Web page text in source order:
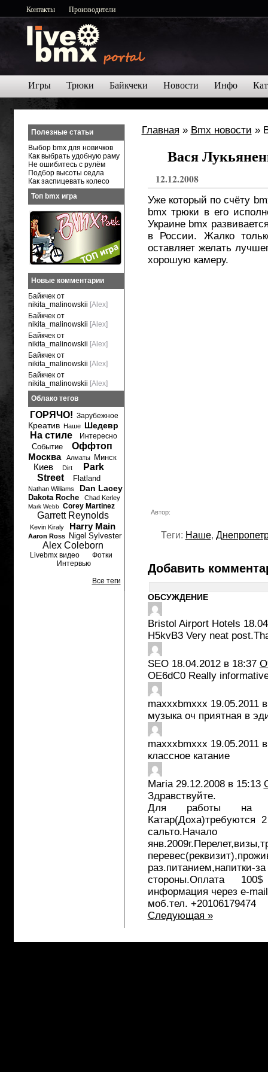
Контакты Производители
Игры Трюки Байкчеки Новости Инфо
Главная » Bmx новости »
Вася
12.12.2008
Уже который по счёту
bmx трюки в его
Украине bmx
в России. Жалко
оставляет желать
хорошую камеру.
Автор:
Теги: Наше,
Добавить
ОБСУЖДЕНИЕ
Bristol Airport Hotels
H5kvB3 Very neat
SEO 18.04.2012 в 18:37
OE6dC0 Really
maxxxbmxxx 19.05.2011
музыка оч приятная в
maxxxbmxxx 19.05.2011
классное катание
Maria 29.12.2008 в 15:13
Здравствуйте.
Для работы на
Катар(Доха)требуются
стороны.Оплата
информация через e-
моб.тел. +20106179474
Следующая »
Полезные статьи
Выбор bmx для новичков
Как выбрать удобную раму
Не ошибитесь с рулём
Подбор высоты седла
Как заспицевать колесо
Топ bmx игра
Новые комментарии
Байкчек от
nikita_malinowskii [Alex]
Байкчек от
nikita_malinowskii [Alex]
Байкчек от
nikita_malinowskii [Alex]
Байкчек от
nikita_malinowskii [Alex]
Байкчек от
nikita_malinowskii [Alex]
Облако тегов
ГОРЯЧО! Зарубежное
Креатив Наше Шедевр
На стиле Интересно
Событие
Оффтоп
Москва
Алматы Минск
Киев Dirt
Park
Street
Flatland
Nathan Williams Dan Lacey
Dakota Roche Chad Kerley
Mark Webb Corey Martinez
Garrett Reynolds
Kevin Kiraly Harry Main
Aaron Ross Nigel Sylvester
Alex Coleborn
Livebmx видео
Фотки
Интервью
Все теги